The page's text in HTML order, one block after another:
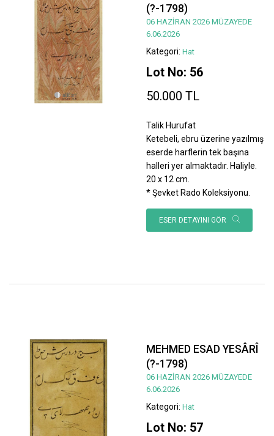
(?-1798)
06 HAZİRAN 2026 MÜZAYEDE
6.06.2026
Kategori: Hat
Lot No: 56
50.000 TL
Talik Hurufat
Ketebeli, ebru üzerine yazılmış
eserde harflerin tek başına
halleri yer almaktadır. Haliyle.
20 x 12 cm.
* Şevket Rado Koleksiyonu.
ESER DETAYINI GÖR
MEHMED ESAD YESÂRÎ
(?-1798)
06 HAZİRAN 2026 MÜZAYEDE
6.06.2026
Kategori: Hat
Lot No: 57